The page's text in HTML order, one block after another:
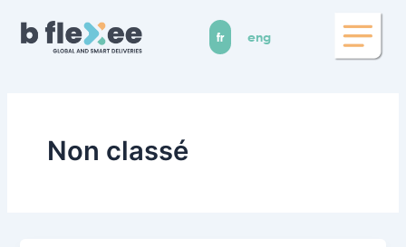
fr eng
Non classé